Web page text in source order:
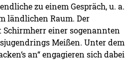
zu einem Gespräch, u. a.
ländlichen Raum. Der
einer sogenannten
Meißen. Unter dem
an“ engagieren sich dabei